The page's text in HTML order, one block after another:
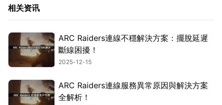
相关资讯
ARC Raiders連線不穩解決方案：擺脫延遲
斷線困擾！
2025-12-15
ARC Raiders連線服務異常原因與解決方案
全解析！